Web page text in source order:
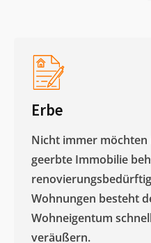
Erbe
Nicht immer
geerbte Immobilie
Wohnungen besteht
Wohneigentum
veräußern. ​